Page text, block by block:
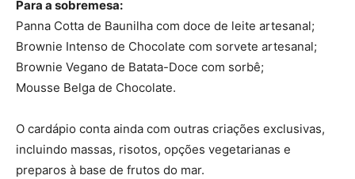
Para a sobremesa:
Panna Cotta de Baunilha com doce de leite artesanal;
Brownie Intenso de Chocolate com sorvete artesanal;
Brownie Vegano de Batata-Doce com sorbê;
Mousse Belga de Chocolate.
O cardápio conta ainda com outras criações exclusivas,
incluindo massas, risotos, opções vegetarianas e
preparos à base de frutos do mar.